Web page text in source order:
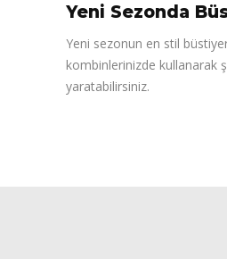
Yeni Sezonda
Yeni sezonun en stil
kombinlerinizde kullanarak
yaratabilirsiniz.